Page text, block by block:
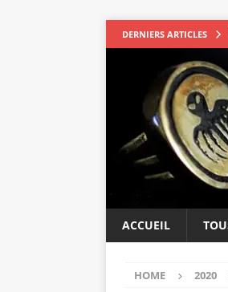
DERNIERS ARTICLES
ACCUEIL
HOME 2020